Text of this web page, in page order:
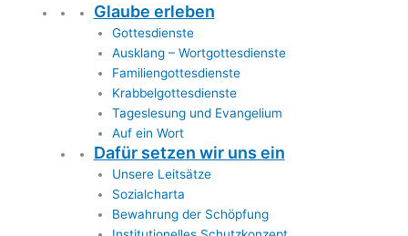
Glaube erleben
Gottesdienste
Ausklang – Wortgottesdienste
Familiengottesdienste
Krabbelgottesdienste
Tageslesung und Evangelium
Auf ein Wort
Dafür setzen wir uns ein
Unsere Leitsätze
Sozialcharta
Bewahrung der Schöpfung